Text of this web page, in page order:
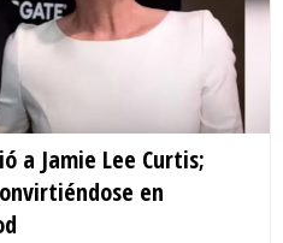
a Jamie Lee Curtis;
en